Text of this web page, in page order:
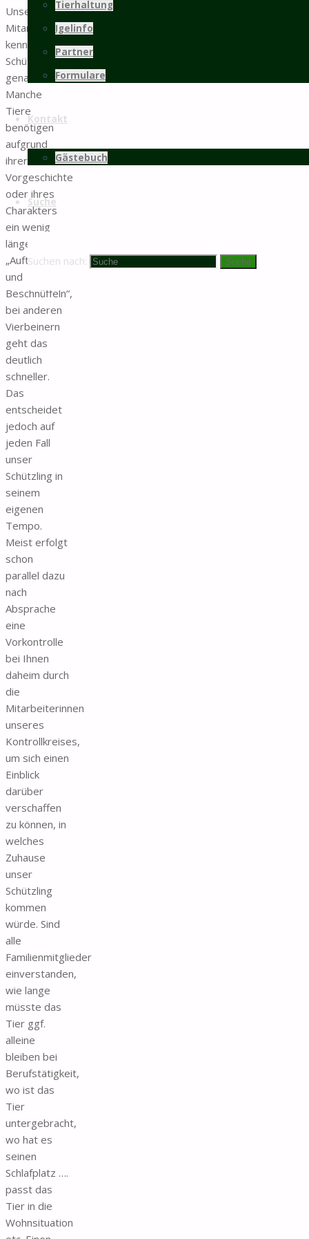
Tierhaltung
Igelinfo
Partner
Formulare
Kontakt
Gästebuch
Suche
Suchen nach: Suche
Unsere
Mitarbeiter:innen
kennen ihre
Schützlinge
genau.
Manche
Tiere
benötigen
aufgrund
ihrer
Vorgeschichte
oder ihres
Charakters
ein wenig
länger zum
„Auftauen
und
Beschnüffeln“,
bei anderen
Vierbeinern
geht das
deutlich
schneller.
Das
entscheidet
jedoch auf
jeden Fall
unser
Schützling in
seinem
eigenen
Tempo.
Meist erfolgt
schon
parallel dazu
nach
Absprache
eine
Vorkontrolle
bei Ihnen
daheim durch
die
Mitarbeiterinnen
unseres
Kontrollkreises,
um sich einen
Einblick
darüber
verschaffen
zu können, in
welches
Zuhause
unser
Schützling
kommen
würde. Sind
alle
Familienmitglieder
einverstanden,
wie lange
müsste das
Tier ggf.
alleine
bleiben bei
Berufstätigkeit,
wo ist das
Tier
untergebracht,
wo hat es
seinen
Schlafplatz ….
passt das
Tier in die
Wohnsituation